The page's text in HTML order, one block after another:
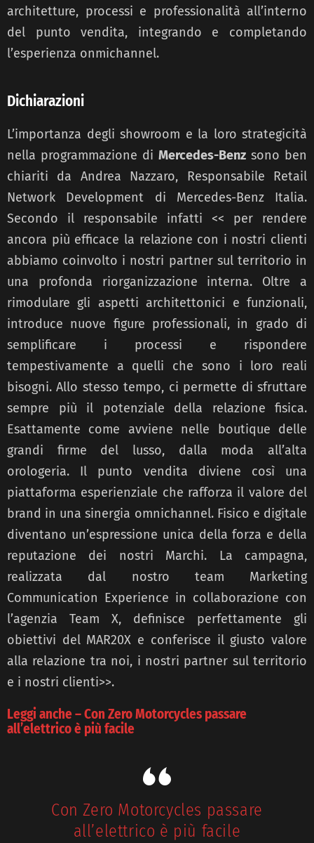
architetture, processi e professionalità all’interno
del punto vendita, integrando e completando
l’esperienza onmichannel.
Dichiarazioni
L’importanza degli showroom e la loro strategicità
nella programmazione di Mercedes-Benz sono ben
chiariti da Andrea Nazzaro, Responsabile Retail
Network Development di Mercedes-Benz Italia.
Secondo il responsabile infatti << per rendere
ancora più efficace la relazione con i nostri clienti
abbiamo coinvolto i nostri partner sul territorio in
una profonda riorganizzazione interna. Oltre a
rimodulare gli aspetti architettonici e funzionali,
introduce nuove figure professionali, in grado di
semplificare i processi e rispondere
tempestivamente a quelli che sono i loro reali
bisogni. Allo stesso tempo, ci permette di sfruttare
sempre più il potenziale della relazione fisica.
Esattamente come avviene nelle boutique delle
grandi firme del lusso, dalla moda all’alta
orologeria. Il punto vendita diviene così una
piattaforma esperienziale che rafforza il valore del
brand in una sinergia omnichannel. Fisico e digitale
diventano un’espressione unica della forza e della
reputazione dei nostri Marchi. La campagna,
realizzata dal nostro team Marketing
Communication Experience in collaborazione con
l’agenzia Team X, definisce perfettamente gli
obiettivi del MAR20X e conferisce il giusto valore
alla relazione tra noi, i nostri partner sul territorio
e i nostri clienti>>.
Leggi anche – Con Zero Motorcycles passare
all’elettrico è più facile
Con Zero Motorcycles passare
all’elettrico è più facile